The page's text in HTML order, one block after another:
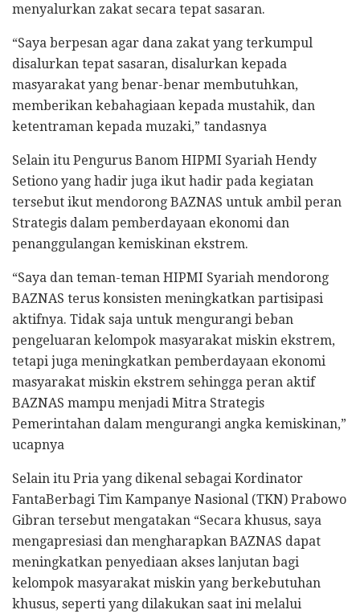
menyalurkan zakat secara tepat sasaran.
“Saya berpesan agar dana zakat yang terkumpul
disalurkan tepat sasaran, disalurkan kepada
masyarakat yang benar-benar membutuhkan,
memberikan kebahagiaan kepada mustahik, dan
ketentraman kepada muzaki,” tandasnya
Selain itu Pengurus Banom HIPMI Syariah Hendy
Setiono yang hadir juga ikut hadir pada kegiatan
tersebut ikut mendorong BAZNAS untuk ambil peran
Strategis dalam pemberdayaan ekonomi dan
penanggulangan kemiskinan ekstrem.
“Saya dan teman-teman HIPMI Syariah mendorong
BAZNAS terus konsisten meningkatkan partisipasi
aktifnya. Tidak saja untuk mengurangi beban
pengeluaran kelompok masyarakat miskin ekstrem,
tetapi juga meningkatkan pemberdayaan ekonomi
masyarakat miskin ekstrem sehingga peran aktif
BAZNAS mampu menjadi Mitra Strategis
Pemerintahan dalam mengurangi angka kemiskinan,”
ucapnya
Selain itu Pria yang dikenal sebagai Kordinator
FantaBerbagi Tim Kampanye Nasional (TKN) Prabowo
Gibran tersebut mengatakan “Secara khusus, saya
mengapresiasi dan mengharapkan BAZNAS dapat
meningkatkan penyediaan akses lanjutan bagi
kelompok masyarakat miskin yang berkebutuhan
khusus, seperti yang dilakukan saat ini melalui